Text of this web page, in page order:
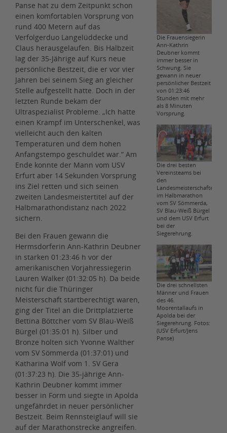
Panse hat zu dem Zeitpunkt schon
einen komfortablen Vorsprung von
rund 400 Metern auf das
Verfolgerduo Langelüddecke und
Claus herausgelaufen. Bis Halbzeit
lag der 35-Jährige auf Kurs neue
persönliche Bestzeit, die er vor vier
Jahren bei seinem Sieg an gleicher
Stelle aufgestellt hatte. Doch in der
letzten Runde bekam der
Ultraspezialist Probleme. „Ich hatte
einen Krampf im Unterschenkel, was
vielleicht auch den kalten
Temperaturen und dem hohen
Anfangstempo geschuldet war.“ Am
Ende konnte der Mann vom USV
Erfurt aber 14 Sekunden Vorsprung
ins Ziel retten und sich seinen
zweiten Landesmeistertitel auf der
Halbmarathondistanz nach 2022
sichern.
Bei den Frauen gewann die
Hermsdorferin Ann-Kathrin Deubner
in starken 01:23:46 h vor der
amerikanischen Vorjahressiegerin
Lauren Walker (01:32:05 h). Da beide
nicht für die Thüringer
Meisterschaft startberechtigt waren,
ging der Titel an die Drittplatzierte
Bettina Böttcher vom SV Blau-Weiß
Bürgel (01:35:01 h). Silber und
Bronze holten sich Yvonne Walther
vom SV Sömmerda (01:37:01) und
Katharina Wolf vom 1. SV Gera
(01:37:23 h). Die 35-jährige Ann-
Kathrin Deubner kommt immer
besser in Form und siegte in Apolda
ungefährdet in neuer persönlicher
Bestzeit. Beim Rennsteiglauf will sie
auf der Marathonstrecke angreifen.
Die Frauensiegerin
Ann-Kathrin
Deubner kommt
immer besser in
Schwung. Sie
gewann in neuer
persönlicher Bestzeit
von 01:23:46
Stunden mit mehr
als 8 Minuten
Vorsprung.
Die drei besten
Vereinsteams bei
den
Landesmeisterschaften
im Halbmarathon
vom SV Sömmerda,
SV Blau-Weiß Bürgel
und dem USV Erfurt
bei der
Siegerehrung.
Die drei schnellsten
Männer und Frauen
des 46.
Moorentallaufs in
Apolda bei der
Siegerehrung. Fotos:
(USV Erfurt/Jens
Panse)